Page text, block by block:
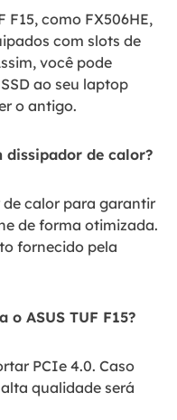
F15, como FX506HE,
com slots de
você pode
ao seu laptop
o antigo.
dissipador de calor?
de calor para garantir
de forma otimizada.
fornecido pela
o ASUS TUF F15?
PCIe 4.0. Caso
qualidade será